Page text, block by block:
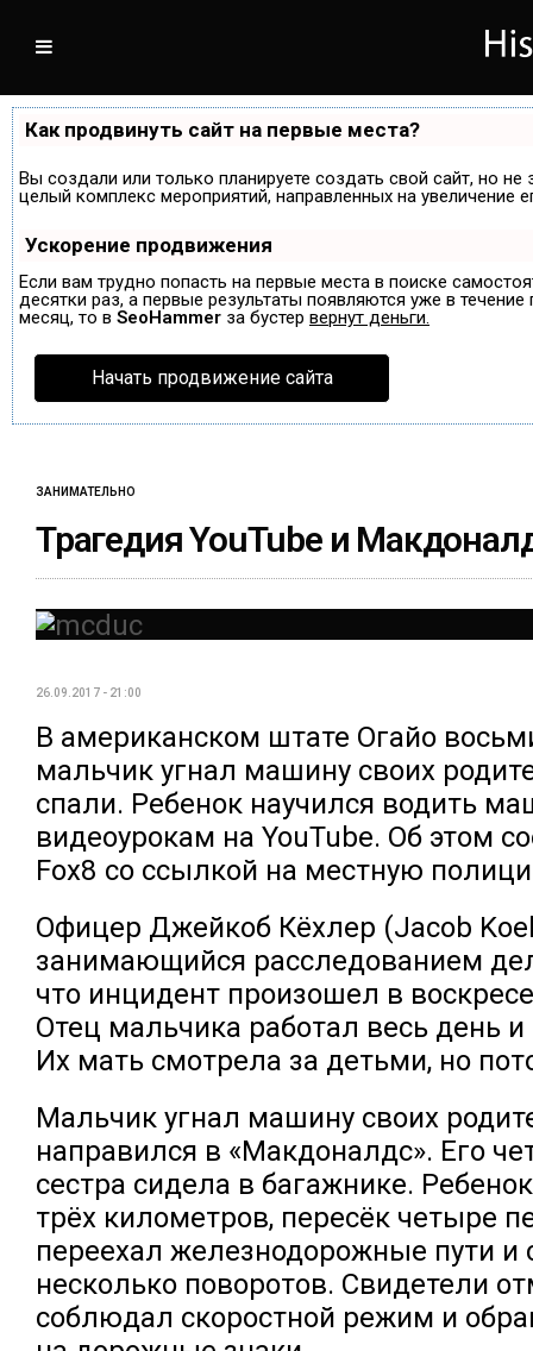
Как продвинуть сайт на первые места?
Вы создали или только планируете создать свой сайт, но
целый комплекс мероприятий, направленных на
Ускорение продвижения
Если вам трудно попасть на первые места в поиске
десятки раз, а первые результаты появляются уже в
месяц, то в SeoHammer за бустер вернут деньги.
Начать продвижение сайта
ЗАНИМАТЕЛЬНО
Трагедия YouTube и
26.09.2017 - 21:00
В американском штате Огайо
мальчик угнал машину своих
спали. Ребенок научился водить
видеоурокам на YouTube. Об этом
Fox8 со ссылкой на местную
Офицер Джейкоб Кёхлер (Jacob
занимающийся расследованием
что инцидент произошел в
Отец мальчика работал весь день и
Их мать смотрела за детьми, но
Мальчик угнал машину своих
направился в «Макдоналдс». Его
сестра сидела в багажнике.
трёх километров, пересёк четыре
переехал железнодорожные пути и
несколько поворотов. Свидетели
соблюдал скоростной режим и